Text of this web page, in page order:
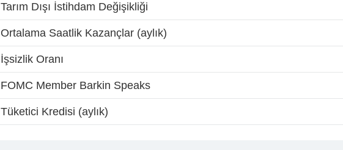
Tarım Dışı İstihdam Değişikliği
Ortalama Saatlik Kazançlar (aylık)
İşsizlik Oranı
FOMC Member Barkin Speaks
Tüketici Kredisi (aylık)